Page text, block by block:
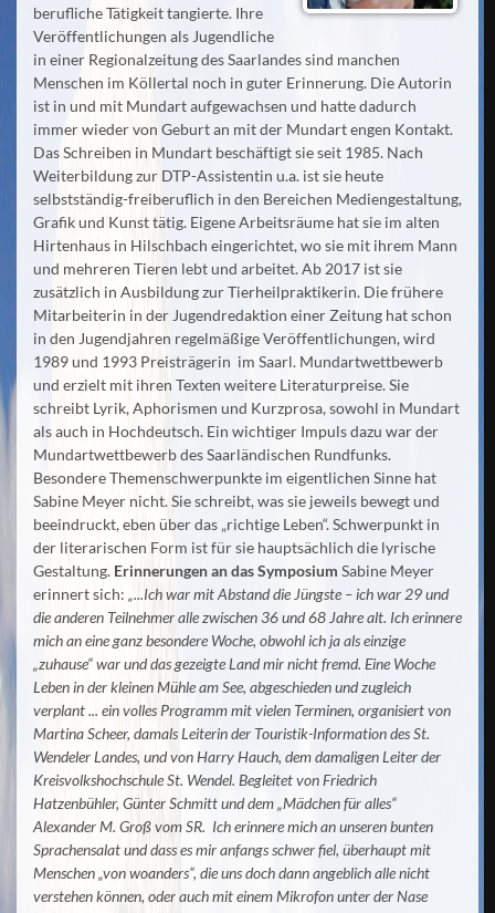
berufliche Tätigkeit tangierte. Ihre
Veröffentlichungen als Jugendliche
in einer Regionalzeitung des Saarlandes sind manchen
Menschen im Köllertal noch in guter Erinnerung. Die Autorin
ist in und mit Mundart aufgewachsen und hatte dadurch
immer wieder von Geburt an mit der Mundart engen Kontakt.
Das Schreiben in Mundart beschäftigt sie seit 1985. Nach
Weiterbildung zur DTP-Assistentin u.a. ist sie heute
selbstständig-freiberuflich in den Bereichen Mediengestaltung,
Grafik und Kunst tätig. Eigene Arbeitsräume hat sie im alten
Hirtenhaus in Hilschbach eingerichtet, wo sie mit ihrem Mann
und mehreren Tieren lebt und arbeitet. Ab 2017 ist sie
zusätzlich in Ausbildung zur Tierheilpraktikerin. Die frühere
Mitarbeiterin in der Jugendredaktion einer Zeitung hat schon
in den Jugendjahren regelmäßige Veröffentlichungen, wird
1989 und 1993 Preisträgerin im Saarl. Mundartwettbewerb
und erzielt mit ihren Texten weitere Literaturpreise. Sie
schreibt Lyrik, Aphorismen und Kurzprosa, sowohl in Mundart
als auch in Hochdeutsch. Ein wichtiger Impuls dazu war der
Mundartwettbewerb des Saarländischen Rundfunks.
Besondere Themenschwerpunkte im eigentlichen Sinne hat
Sabine Meyer nicht. Sie schreibt, was sie jeweils bewegt und
beeindruckt, eben über das „richtige Leben“. Schwerpunkt in
der literarischen Form ist für sie hauptsächlich die lyrische
Gestaltung. Erinnerungen an das Symposium Sabine Meyer
erinnert sich: „...Ich war mit Abstand die Jüngste – ich war 29 und
die anderen Teilnehmer alle zwischen 36 und 68 Jahre alt. Ich erinnere
mich an eine ganz besondere Woche, obwohl ich ja als einzige
„zuhause“ war und das gezeigte Land mir nicht fremd. Eine Woche
Leben in der kleinen Mühle am See, abgeschieden und zugleich
verplant ... ein volles Programm mit vielen Terminen, organisiert von
Martina Scheer, damals Leiterin der Touristik-Information des St.
Wendeler Landes, und von Harry Hauch, dem damaligen Leiter der
Kreisvolkshochschule St. Wendel. Begleitet von Friedrich
Hatzenbühler, Günter Schmitt und dem „Mädchen für alles“
Alexander M. Groß vom SR. Ich erinnere mich an unseren bunten
Sprachensalat und dass es mir anfangs schwer fiel, überhaupt mit
Menschen „von woanders“, die uns doch dann angeblich alle nicht
verstehen können, oder auch mit einem Mikrofon unter der Nase